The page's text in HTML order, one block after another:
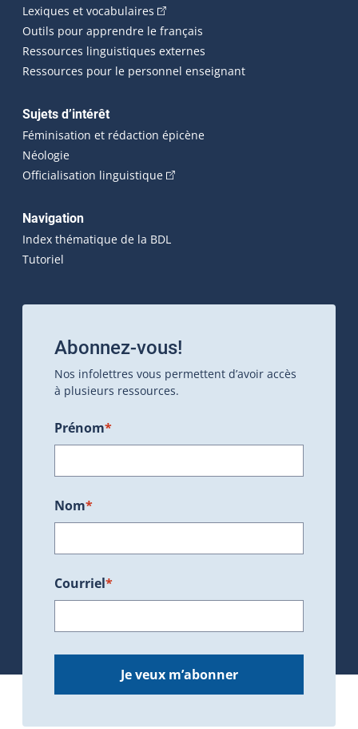
Lexiques et vocabulaires (Cet hyperlien externe s'ouvrira
Outils pour apprendre le français
Ressources linguistiques externes
Ressources pour le personnel enseignant
Sujets d’intérêt
Féminisation et rédaction épicène
Néologie
Officialisation linguistique(Cet hyperlien externe s'ouvrira
Navigation
Index thématique de la BDL
Tutoriel
Abonnez-vous!
Nos infolettres vous permettent d’avoir accès
à plusieurs ressources.
Prénom*
Nom*
Courriel*
Je veux m’abonner